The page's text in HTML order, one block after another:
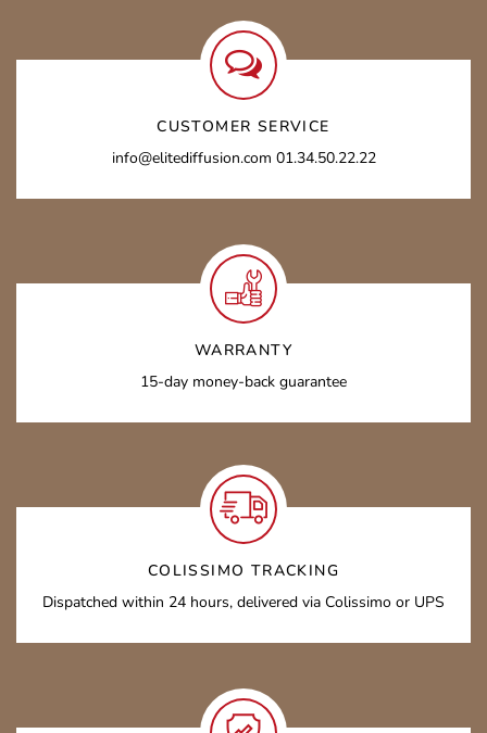
CUSTOMER SERVICE
info@elitediffusion.com 01.34.50.22.22
WARRANTY
15-day money-back guarantee
COLISSIMO TRACKING
Dispatched within 24 hours, delivered via Colissimo or UPS